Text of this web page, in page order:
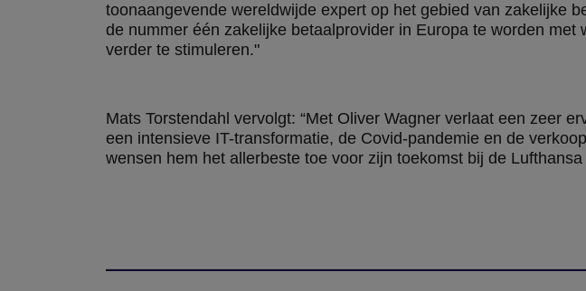
toonaangevende wereldwijde expert op het gebied van zakelijke
de nummer één zakelijke betaalprovider in Europa te worden
verder te stimuleren."
Mats Torstendahl vervolgt: “Met Oliver Wagner verlaat een zeer
een intensieve IT-transformatie, de Covid-pandemie en de
wensen hem het allerbeste toe voor zijn toekomst bij de